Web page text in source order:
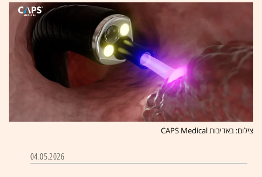
צילום: באדיבות CAPS Medical
04.05.2026